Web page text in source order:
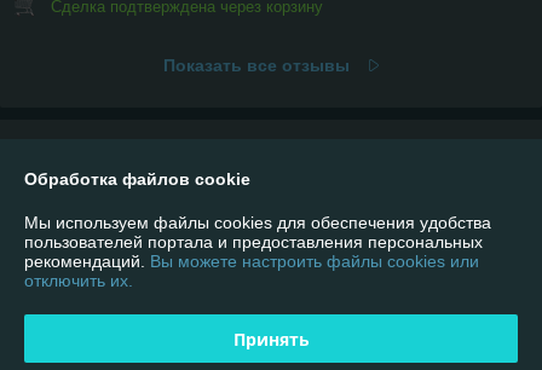
Сделка подтверждена через корзину
Показать все отзывы
Доставка и оплата
График работы
Обработка файлов cookie
Мы используем файлы cookies для обеспечения удобства
пользователей портала и предоставления персональных
рекомендаций. Вы можете настроить файлы cookies или
отключить их.
Принять